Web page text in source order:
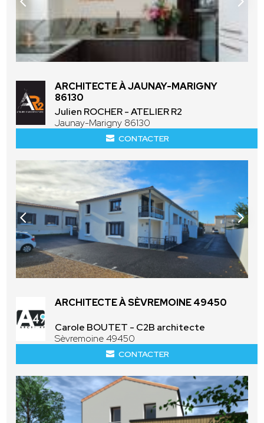
ARCHITECTE À JAUNAY-MARIGNY
86130
Julien ROCHER - ATELIER R2
Jaunay-Marigny 86130
CONTACTER
ARCHITECTE À SÈVREMOINE 49450
Carole BOUTET - C2B architecte
Sèvremoine 49450
CONTACTER